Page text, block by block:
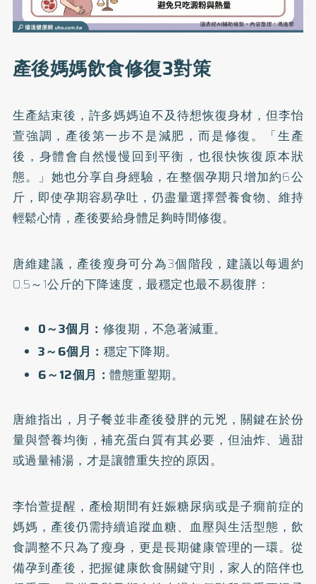
產後媽媽飲食修復3對策
生產結束後，許多媽媽迫不及待想恢復身材，但李怡
萱強調，產後第一步不是減肥，而是修復。「生產
後，身體會自然慢慢回到平衡，也很快恢復原本狀
態。」她也分享自身經驗，在整個孕期只增加約6公
斤，即使孕期容易孕吐，仍盡量選擇營養食物、維持
輕鬆心情，產後要給身體足夠時間修復。
唐維建議，產後瘦身可分為3個階段，建議以每週約
0.5～1公斤的下降速度，最穩定也最不易復胖：
0～3個月： 修復期，不急著減重。
3～6個月： 穩定下降期。
6～12個月：體態重塑期。
唐維指出，月子餐並非產後發胖的元兇，關鍵在於份
量與營養均衡，補充蛋白質有其必要，但油炸、過甜
或過量補湯，才是讓體重失控的原因。
李怡萱提醒，產檢期間有妊娠糖尿病或是子癇前症的
媽媽，產後仍需持續追蹤血糖、血壓與生活型態，飲
食調整不只為了瘦身，更是長期健康管理的一環。從
備孕到產後，把握健康飲食關鍵守則，家人的陪伴也